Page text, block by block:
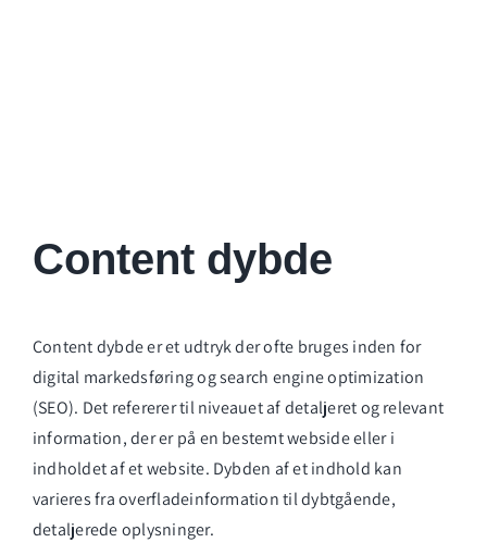
Content dybde
Content dybde er et udtryk der ofte bruges inden for
digital markedsføring og search engine optimization
(SEO). Det refererer til niveauet af detaljeret og relevant
information, der er på en bestemt webside eller i
indholdet af et website. Dybden af et indhold kan
varieres fra overfladeinformation til dybtgående,
detaljerede oplysninger.